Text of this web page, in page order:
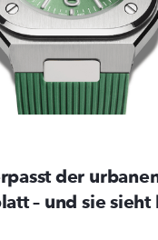
der
– und sie sieht